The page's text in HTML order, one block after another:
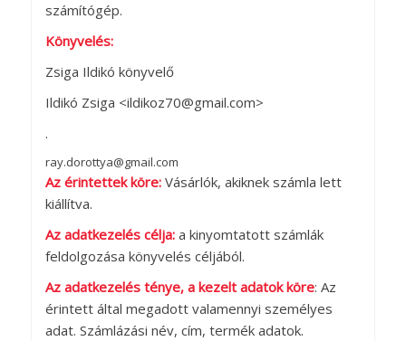
számítógép.
Könyvelés:
Zsiga Ildikó könyvelő
Ildikó Zsiga <ildikoz70@gmail.com>
.
ray.dorottya@gmail.com
Az érintettek köre: Vásárlók, akiknek számla lett
kiállítva.
Az adatkezelés célja: a kinyomtatott számlák
feldolgozása könyvelés céljából.
Az adatkezelés ténye, a kezelt adatok köre: Az
érintett által megadott valamennyi személyes
adat. Számlázási név, cím, termék adatok.